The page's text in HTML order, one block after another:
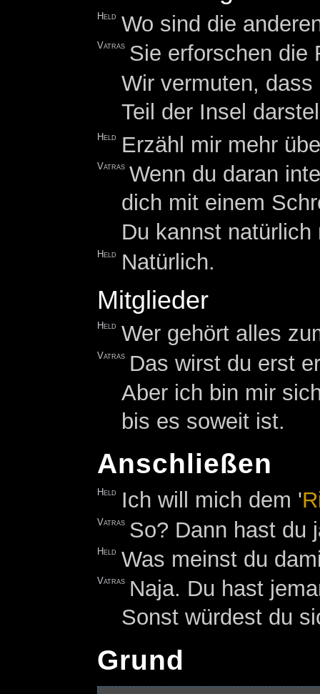
Held Wo sind die
Vatras Sie erforschen die
Wir vermuten,
Teil der Insel
Held Erzähl mir mehr
Vatras Wenn du daran
dich mit einem
Du kannst
Held Natürlich.
Mitglieder
Held Wer gehört alles
Vatras Das wirst du erst
Aber ich bin mir
bis es soweit ist.
Anschließen
Held Ich will mich dem '
Vatras So? Dann hast du
Held Was meinst du
Vatras Naja. Du hast
Sonst würdest du
Grund